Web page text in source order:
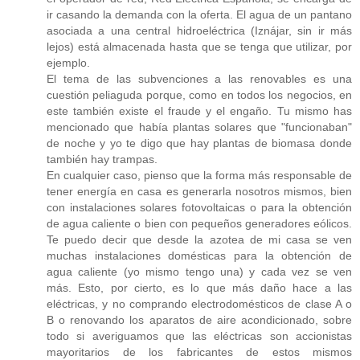
ir casando la demanda con la oferta. El agua de un pantano
asociada a una central hidroeléctrica (Iznájar, sin ir más
lejos) está almacenada hasta que se tenga que utilizar, por
ejemplo.
El tema de las subvenciones a las renovables es una
cuestión peliaguda porque, como en todos los negocios, en
este también existe el fraude y el engaño. Tu mismo has
mencionado que había plantas solares que "funcionaban"
de noche y yo te digo que hay plantas de biomasa donde
también hay trampas.
En cualquier caso, pienso que la forma más responsable de
tener energía en casa es generarla nosotros mismos, bien
con instalaciones solares fotovoltaicas o para la obtención
de agua caliente o bien con pequeños generadores eólicos.
Te puedo decir que desde la azotea de mi casa se ven
muchas instalaciones domésticas para la obtención de
agua caliente (yo mismo tengo una) y cada vez se ven
más. Esto, por cierto, es lo que más daño hace a las
eléctricas, y no comprando electrodomésticos de clase A o
B o renovando los aparatos de aire acondicionado, sobre
todo si averiguamos que las eléctricas son accionistas
mayoritarios de los fabricantes de estos mismos